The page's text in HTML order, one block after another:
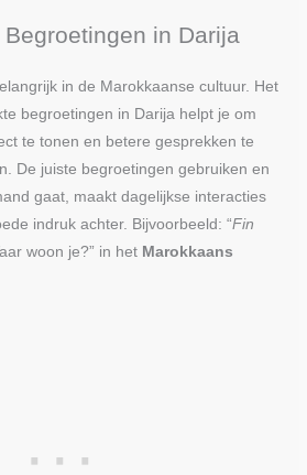
in Darija
in de Marokkaanse cultuur. Het
begroetingen in Darija helpt je om
te tonen en betere gesprekken te
De juiste begroetingen gebruiken en
gaat, maakt dagelijkse interacties
indruk achter. Bijvoorbeeld: “Fin
woon je?” in het Marokkaans